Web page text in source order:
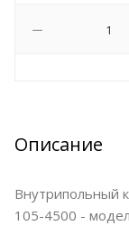
Описание
Внутрипольный
105-4500 -